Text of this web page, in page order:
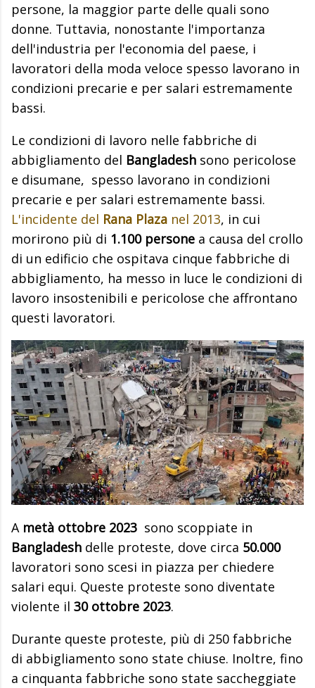
persone, la maggior parte delle quali sono
donne. Tuttavia, nonostante l'importanza
dell'industria per l'economia del paese, i
lavoratori della moda veloce spesso lavorano in
condizioni precarie e per salari estremamente
bassi.
Le condizioni di lavoro nelle fabbriche di
abbigliamento del Bangladesh sono pericolose
e disumane, spesso lavorano in condizioni
precarie e per salari estremamente bassi.
L'incidente del Rana Plaza nel 2013, in cui
morirono più di 1.100 persone a causa del crollo
di un edificio che ospitava cinque fabbriche di
abbigliamento, ha messo in luce le condizioni di
lavoro insostenibili e pericolose che affrontano
questi lavoratori.
A metà ottobre 2023 sono scoppiate in
Bangladesh delle proteste, dove circa 50.000
lavoratori sono scesi in piazza per chiedere
salari equi. Queste proteste sono diventate
violente il 30 ottobre 2023.
Durante queste proteste, più di 250 fabbriche
di abbigliamento sono state chiuse. Inoltre, fino
a cinquanta fabbriche sono state saccheggiate